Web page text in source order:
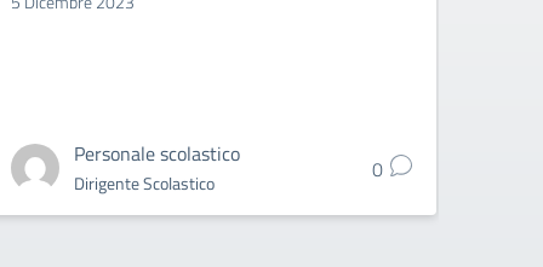
Personale scolastico
Dirigente Scolastico 0